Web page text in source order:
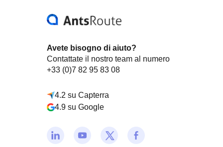
Avete bisogno di aiuto?
Contattate il nostro team al numero
+33 (0)7 82 95 83 08
4.2 su Capterra
4.9 su Google